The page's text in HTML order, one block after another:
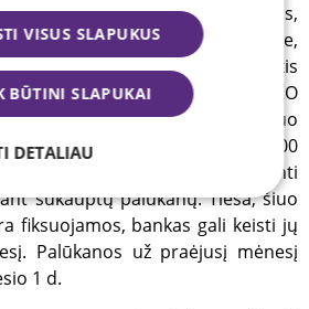
planai nėra aiškūs,
laikyti taupomojoje sąskaitoje,
pat patrauklios – rinkos vidurkis
GENERAL FINANCING BANKO
kintama palūkanų norma šiuo
sukauptai sumai iki 150.000
sąskaitos pinigus galima pasiimti
sukauptų palūkanų. Tiesa, šiuo
fiksuojamos, bankas gali keisti jų
Palūkanos už praėjusį mėnesį
1 d.
VISUS SLAPUKUS
BŪTINI SLAPUKAI
DETALIAU
Analitiniai Reklamos
Funkciniai